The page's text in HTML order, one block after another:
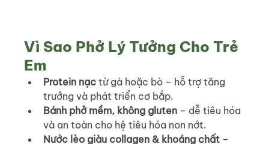
Vì Sao Phở Lý Tưởng Cho Trẻ
Em
Protein nạc từ gà hoặc bò – hỗ trợ tăng
trưởng và phát triển cơ bắp.
Bánh phở mềm, không gluten – dễ tiêu hóa
và an toàn cho hệ tiêu hóa non nớt.
Nước lèo giàu collagen & khoáng chất –